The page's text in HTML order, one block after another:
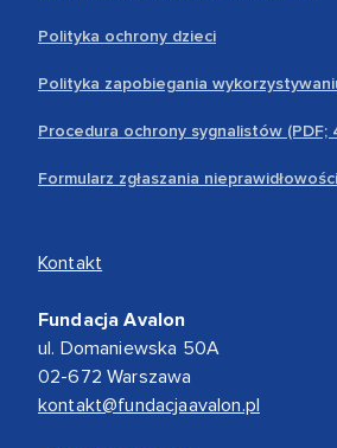
Polityka ochrony dzieci
Polityka zapobiegania
Procedura ochrony sygnalistów (PDF;
Formularz zgłaszania nieprawidłowości
Kontakt
Fundacja Avalon
ul. Domaniewska 50A
02-672 Warszawa
kontakt@fundacjaavalon.pl